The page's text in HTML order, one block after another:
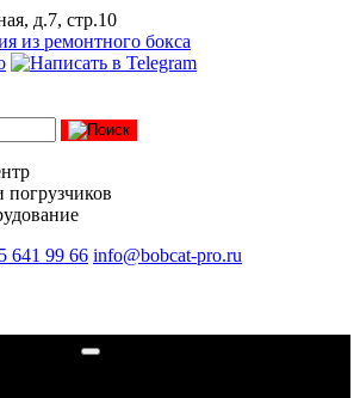
д.7, стр.10
641 99 66 info@bobcat-pro.ru